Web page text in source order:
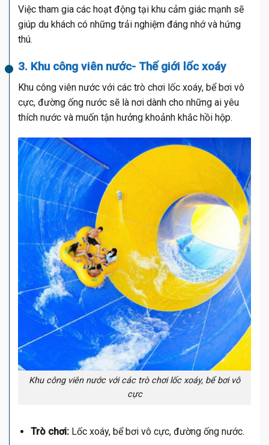
Việc tham gia các hoạt động tại khu cảm giác mạnh sẽ
giúp du khách có những trải nghiệm đáng nhớ và hứng
thú.
3. Khu công viên nước- Thế giới lốc xoáy
Khu công viên nước với các trò chơi lốc xoáy, bể bơi vô
cực, đường ống nước sẽ là nơi dành cho những ai yêu
thích nước và muốn tận hưởng khoảnh khắc hồi hộp.
Khu công viên nước với các trò chơi lốc xoáy, bể bơi vô
cực
Trò chơi:Lốc xoáy, bể bơi vô cực, đường ống nước.